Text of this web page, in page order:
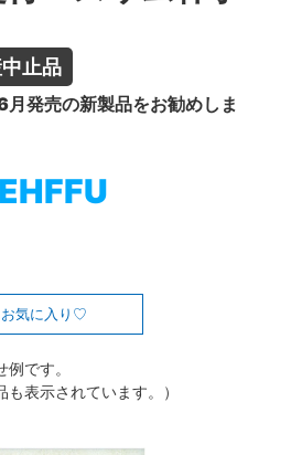
止品
発売の新製品をお勧めしま
お気に入り
です。
も表示されています。）